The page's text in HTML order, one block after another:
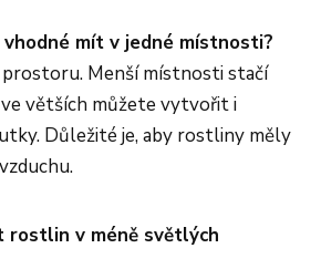
mít v jedné místnosti?
Menší místnosti stačí
větších můžete vytvořit i
Důležité je, aby rostliny měly
rostlin v méně světlých